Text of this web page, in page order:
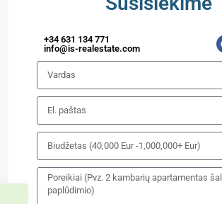
+34 631 134 771
info@is-realestate.com